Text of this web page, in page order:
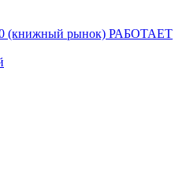
(книжный рынок) РАБОТАЕТ